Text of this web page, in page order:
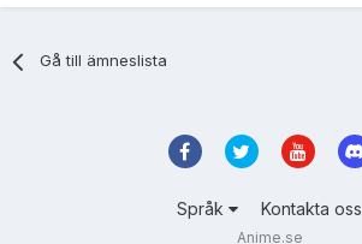
Gå till ämneslista
Språk Kontakta oss
Anime.se